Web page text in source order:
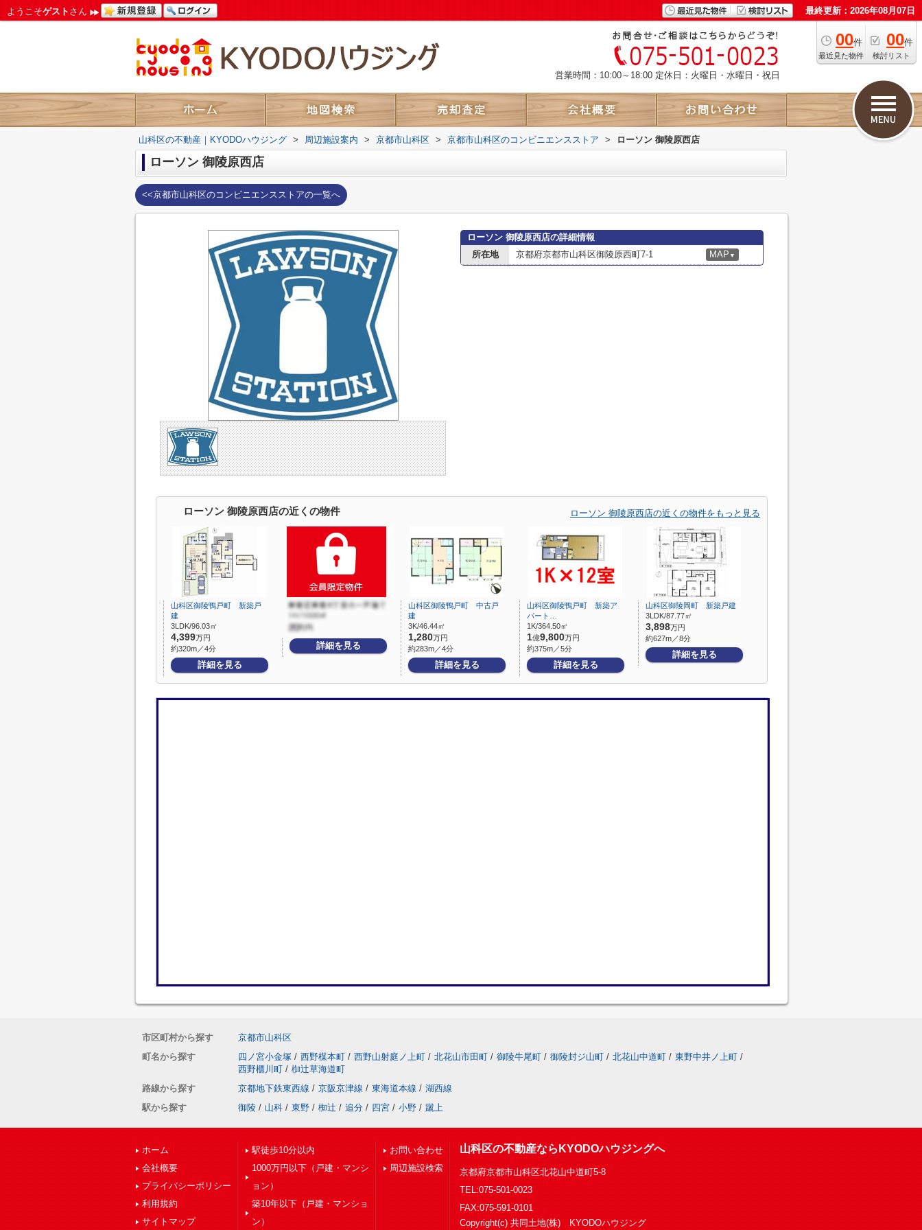
ようこそゲストさん 最終更新：2026年08月07日
00件
最近見た物件
00件
検討リスト
営業時間：10:00～18:00 定休日：火曜日・水曜日・祝日
山科区の不動産｜KYODOハウジング > 周辺施設案内 > 京都市山科区 > 京都市山科区のコンビニエンスストア > ローソン 御陵原西店
ローソン 御陵原西店
<<京都市山科区のコンビニエンスストアの一覧へ
ローソン 御陵原西店の詳細情報
所在地
京都府京都市山科区御陵原西町7-1 MAP ▼
ローソン 御陵原西店の近くの物件 ローソン 御陵原西店の近くの物件をもっと見る
山科区御陵鴨戸町 新築戸
建
3LDK/96.03㎡
4,399万円
約320m／4分
詳細を見る
詳細を見る
山科区御陵鴨戸町 中古戸
建
3K/46.44㎡
1,280万円
約283m／4分
詳細を見る
山科区御陵鴨戸町 新築ア
パート…
1K/364.50㎡
1億9,800万円
約375m／5分
詳細を見る
山科区御陵岡町 新築戸建
3LDK/87.77㎡
3,898万円
約627m／8分
詳細を見る
市区町村から探す
京都市山科区
町名から探す
四ノ宮小金塚 / 西野楳本町 / 西野山射庭ノ上町 / 北花山市田町 / 御陵牛尾町 / 御陵封ジ山町 / 北花山中道町 / 東野中井ノ上町 /
西野櫃川町 / 椥辻草海道町
路線から探す
京都地下鉄東西線 / 京阪京津線 / 東海道本線 / 湖西線
駅から探す
御陵 / 山科 / 東野 / 椥辻 / 追分 / 四宮 / 小野 / 蹴上
ホーム
会社概要
プライバシーポリシー
利用規約
サイトマップ
駅徒歩10分以内
1000万円以下（戸建・マンシ
ョン）
築10年以下（戸建・マンショ
ン）
お問い合わせ
周辺施設検索
山科区の不動産ならKYODOハウジングへ
京都府京都市山科区北花山中道町5-8
TEL:075-501-0023
FAX:075-591-0101
Copyright(c) 共同土地(株) KYODOハウジング